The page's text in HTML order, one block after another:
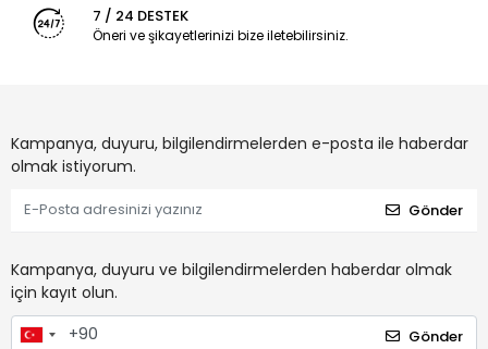
7 / 24 DESTEK
Öneri ve şikayetlerinizi bize iletebilirsiniz.
Kampanya, duyuru, bilgilendirmelerden e-posta ile haberdar
olmak istiyorum.
Gönder
Kampanya, duyuru ve bilgilendirmelerden haberdar olmak
için kayıt olun.
Gönder